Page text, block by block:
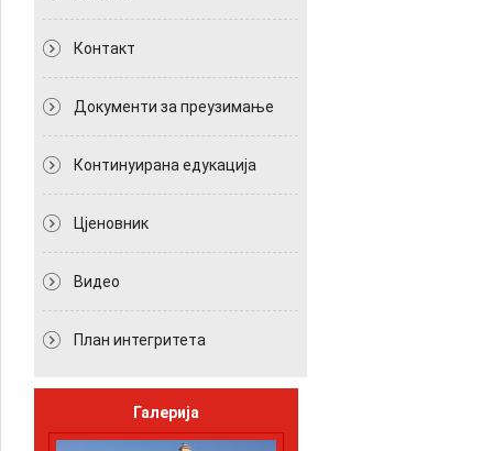
Контакт
Документи за преузимање
Континуирана едукација
Цјеновник
Видео
План интегритета
Галерија